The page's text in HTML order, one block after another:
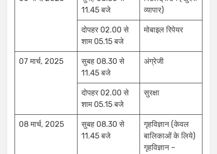
11.45 बजे
व्यापार)
दोपहर 02.00 से
शाम 05.15 बजे
मोबाइल रिपेयर
07 मार्च, 2025
सुबह 08.30 से
11.45 बजे
अंग्रेजी
दोपहर 02.00 से
शाम 05.15 बजे
सुरक्षा
08 मार्च, 2025
सुबह 08.30 से
11.45 बजे
गृहविज्ञान (केवल
बालिकाओं के लिये)
गृहविज्ञान –